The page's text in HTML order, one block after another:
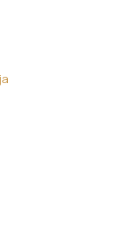
5,50 € kuni
tootel on mitu